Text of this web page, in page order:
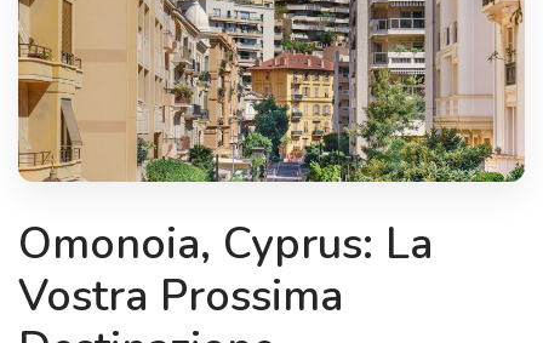
Omonoia, Cyprus: La
Vostra Prossima